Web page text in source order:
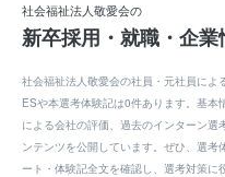
社会福祉法人敬愛会の
新卒採用・就職・企業
社会福祉法人敬愛会の社員・元社員によ
ESや本選考体験記は0件あります。基本
による会社の評価、過去のインターン選
ンテンツを公開しています。ぜひ、選
ート・体験記全文を確認し、選考対策に